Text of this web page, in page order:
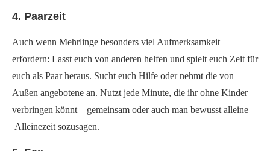
4. Paarzeit
Auch wenn Mehrlinge besonders viel Aufmerksamkeit
erfordern: Lasst euch von anderen helfen und spielt euch Zeit für
euch als Paar heraus. Sucht euch Hilfe oder nehmt die von
Außen angebotene an. Nutzt jede Minute, die ihr ohne Kinder
verbringen könnt – gemeinsam oder auch man bewusst alleine –
Alleinezeit sozusagen.